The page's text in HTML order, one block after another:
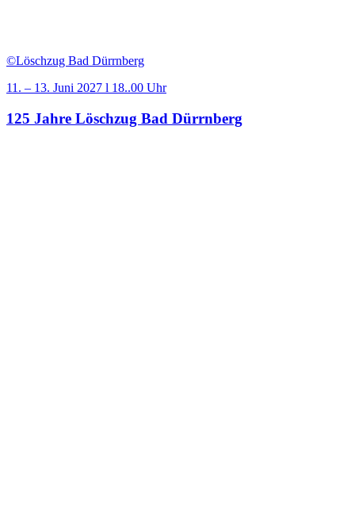
©Löschzug Bad Dürrnberg
11. – 13. Juni 2027 l 18..00 Uhr
125 Jahre Löschzug Bad Dürrnberg